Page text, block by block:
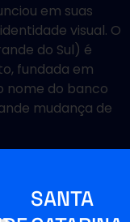
em suas
visual. O
do Sul) é
fundada em
nome do banco
mudança de
SANTA